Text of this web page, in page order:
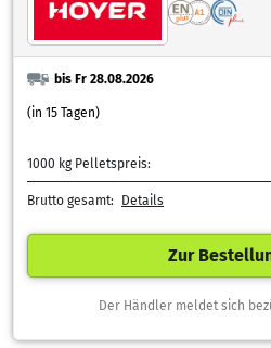
bis Fr 28.08.2026
(in 15 Tagen)
1000 kg Pelletspreis:
Brutto gesamt: Details
Zur
Der Händler meldet sich